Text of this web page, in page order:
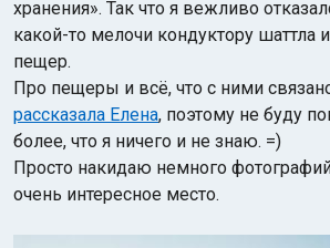
хранения». Так что я вежливо
какой-то мелочи кондуктору шаттла
пещер.
Про пещеры и всё, что с ними
рассказала Елена, поэтому не буду
более, что я ничего и не знаю. =)
Просто накидаю немного
очень интересное место.